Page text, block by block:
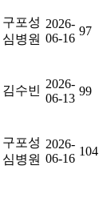
구포성
심병원
2026-
06-16
97
김수빈 2026-
06-13
99
구포성
심병원
2026-
06-16
104